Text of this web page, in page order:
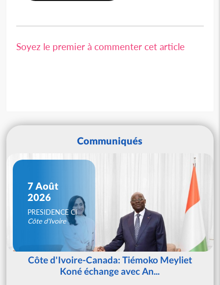
Soyez le premier à commenter cet article
Communiqués
7 Août
2026
PRESIDENCE CI
Côte d'Ivoire
Côte d'Ivoire-Canada: Tiémoko Meyliet
Koné échange avec An...